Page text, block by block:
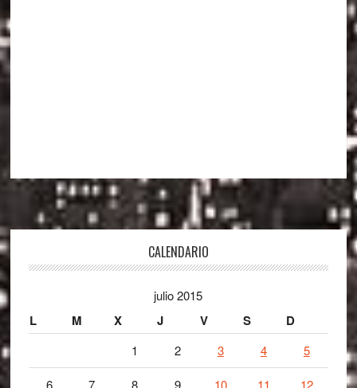
CALENDARIO
julio 2015
L M X J V S D
1 2 3 4 5
6 7 8 9 10 11 12